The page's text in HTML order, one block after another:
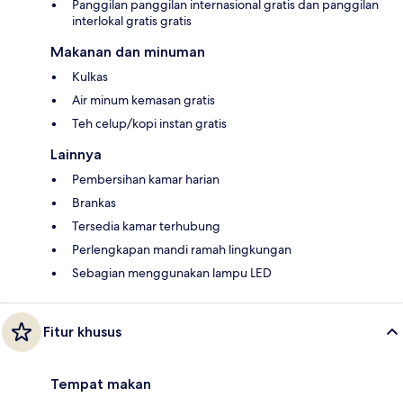
Panggilan panggilan internasional gratis dan panggilan
interlokal gratis gratis
Makanan dan minuman
Kulkas
Air minum kemasan gratis
Teh celup/kopi instan gratis
Lainnya
Pembersihan kamar harian
Brankas
Tersedia kamar terhubung
Perlengkapan mandi ramah lingkungan
Sebagian menggunakan lampu LED
Fitur khusus
Tempat makan